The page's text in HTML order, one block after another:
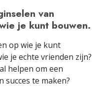
De
De
van
je kunt bouwen.
op wie je kunt
je echte vrienden zijn?
helpen om een
te maken?